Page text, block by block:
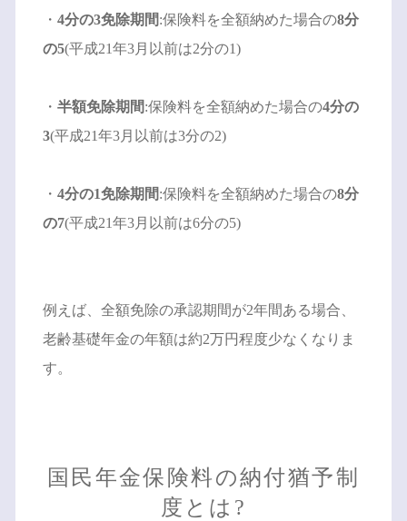
・ 4分の3免除期間:保険料を全額納めた場合の8分
の5(平成21年3月以前は2分の1)
・ 半額免除期間:保険料を全額納めた場合の4分の
3(平成21年3月以前は3分の2)
・ 4分の1免除期間:保険料を全額納めた場合の8分
の7(平成21年3月以前は6分の5)
例えば、全額免除の承認期間が2年間ある場合、
老齢基礎年金の年額は約2万円程度少なくなりま
す。
国民年金保険料の納付猶予制
度とは?